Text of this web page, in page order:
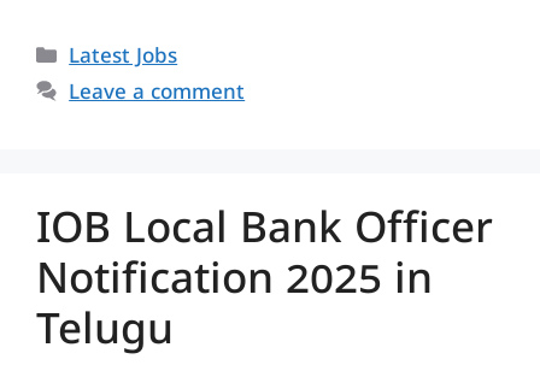
Categories
Latest Jobs
Leave a comment
IOB Local Bank Officer
Notification 2025 in
Telugu